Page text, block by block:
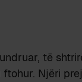
të
Njëri